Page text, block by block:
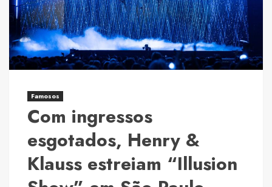
encontro
sobre
comunicação
estratégica
na
Famosos
Com ingressos
esgotados, Henry &
Klauss estreiam “Illusion